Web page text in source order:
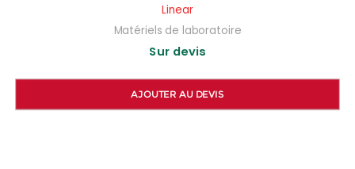
Linear
Matériels de laboratoire
Sur devis
AJOUTER AU DEVIS